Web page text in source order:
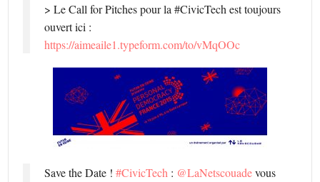
> Le Call for Pitches pour la #CivicTech est toujours
ouvert ici :
https://aimeaile1.typeform.com/to/vMqOOc
Save the Date !#CivicTech : @LaNetscouadevous